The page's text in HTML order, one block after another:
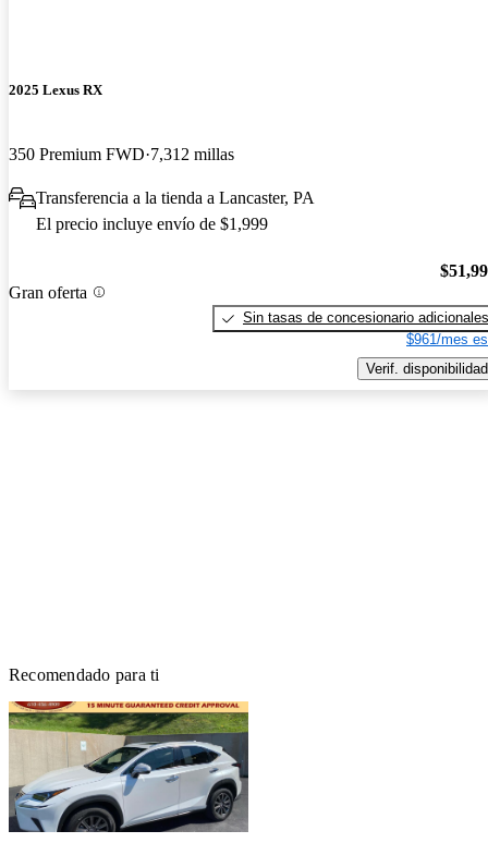
2025 Lexus RX
350 Premium FWD 7,312 millas
Transferencia a la tienda a Lancaster, PA
El precio incluye envío de $1,999
Gran oferta
Sin tasas de concesionario adicionales
$961/mes
Verif. disponibilidad
Recomendado para ti